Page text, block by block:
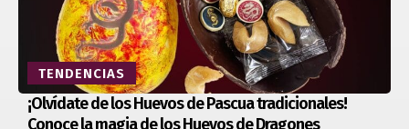
TENDENCIAS
¡Olvídate de los Huevos de Pascua tradicionales!
Conoce la magia de los Huevos de Dragones